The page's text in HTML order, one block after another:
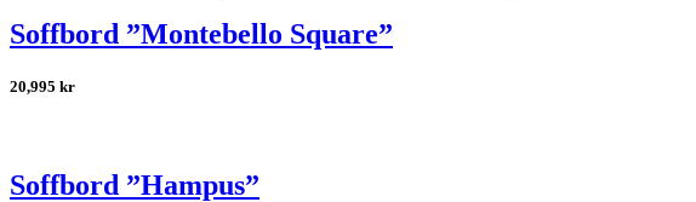
Soffbord ”Montebello Square”
20,995 kr
Soffbord ”Hampus”